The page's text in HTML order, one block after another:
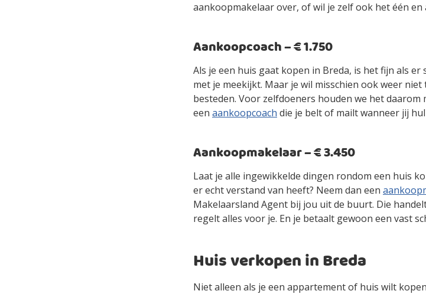
aankoopmakelaar over, of wil je zelf ook het één en
Aankoopcoach – € 1.750
Als je een huis gaat kopen in Breda, is het fijn als
met je meekijkt. Maar je wil misschien ook weer
besteden. Voor zelfdoeners houden we het
een aankoopcoach die je belt of mailt wanneer jij
Aankoopmakelaar – € 3.450
Laat je alle ingewikkelde dingen rondom een huis
er echt verstand van heeft? Neem dan een
Makelaarsland Agent bij jou uit de buurt. Die
regelt alles voor je. En je betaalt gewoon een vast
Huis verkopen in Breda
Niet alleen als je een appartement of huis wilt